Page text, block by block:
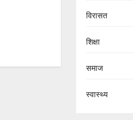
‍‍विरासत
शिक्षा
समाज
स्वास्थ्य